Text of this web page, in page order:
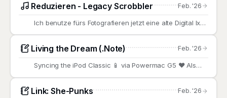
Reduzieren - Legacy Scrobbler Feb. '26
Ich benutze fürs Fotografieren jetzt eine alte Digital Ixus
Living the Dream (.Note) Feb. '26
Syncing the iPod Classic 📱 via Powermac G5 ♥️ Als
Link: She-Punks Feb. '26